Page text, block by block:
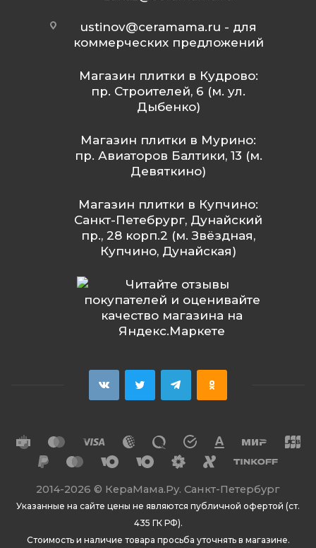
ustinov@ceramama.ru - для
коммерческих предложений
Магазин плитки в Кудрово:
пр. Строителей, 6 (м. ул.
Дыбенко)
Магазин плитки в Мурино:
пр. Авиаторов Балтики, 13 (м.
Девяткино)
Магазин плитки в Купчино:
Санкт-Петебрург, Дунайский
пр., 28 корп.2 (м. Звёздная,
Купчино, Дунайская)
2014-2026 © КераМама.Ру. Санкт-Петербург
Указанные на сайте цены не являются публичной офертой (ст.
435 ГК РФ).
Стоимость и наличие товара просьба уточнять в магазине.